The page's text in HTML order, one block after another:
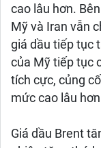
cao lâu hơn.
Mỹ và Iran vẫn
giá dầu tiếp tục
của Mỹ tiếp tục
tích cực, củng
mức cao lâu
Giá dầu Brent